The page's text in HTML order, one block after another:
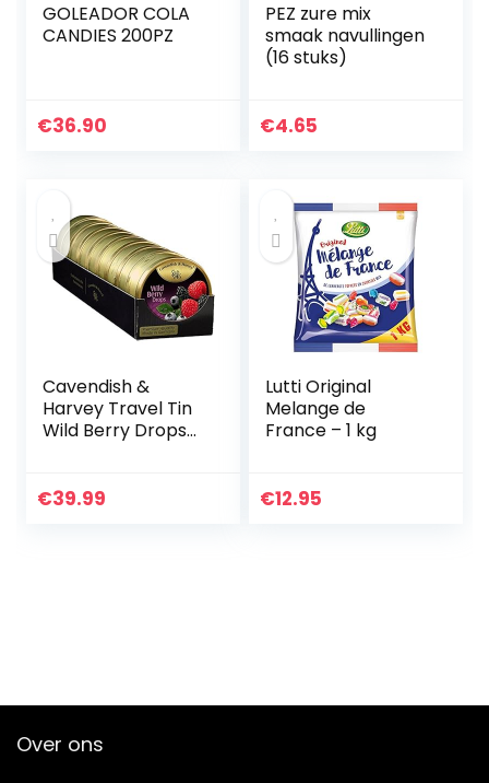
GOLEADOR COLA
CANDIES 200PZ
€36.90
PEZ zure mix
smaak navullingen
(16 stuks)
€4.65
Cavendish &
Harvey Travel Tin
Wild Berry Drops
€39.99
Lutti Original
Melange de
France – 1 kg
€12.95
Over ons